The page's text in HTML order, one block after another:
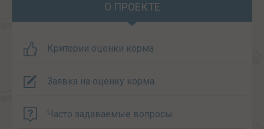
О ПРОЕКТЕ
Критерии оценки корма
Заявка на оценку корма
Часто задаваемые вопросы